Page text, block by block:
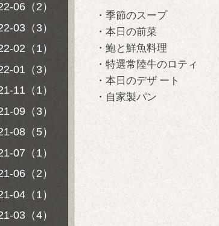
・季節のスープ
・本日の前菜
・鮑と鮮魚料理
・特選常陸牛のロティ
・本日のデザ ート
・自家製パン
06（2）
03（3）
02（1）
01（3）
11（1）
09（3）
08（5）
07（1）
06（2）
04（1）
03（4）